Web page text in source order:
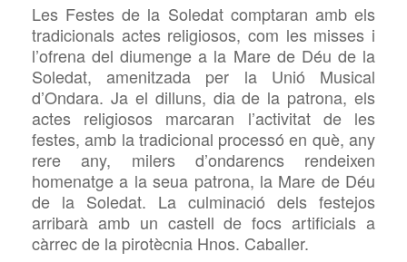
Les Festes de la Soledat comptaran amb els
tradicionals actes religiosos, com les misses i
l’ofrena del diumenge a la Mare de Déu de la
Soledat, amenitzada per la Unió Musical
d’Ondara. Ja el dilluns, dia de la patrona, els
actes religiosos marcaran l’activitat de les
festes, amb la tradicional processó en què, any
rere any, milers d’ondarencs rendeixen
homenatge a la seua patrona, la Mare de Déu
de la Soledat. La culminació dels festejos
arribarà amb un castell de focs artificials a
càrrec de la pirotècnia Hnos. Caballer.